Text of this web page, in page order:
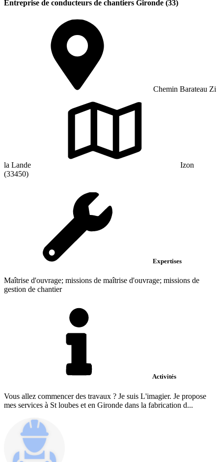
Entreprise de conducteurs de chantiers Gironde (33)
Chemin Barateau Zi
la Lande
Izon
(33450)
Expertises
Maîtrise d'ouvrage; missions de maîtrise d'ouvrage; missions de
gestion de chantier
Activités
Vous allez commencer des travaux ? Je suis L'imagier. Je propose
mes services à St loubes et en Gironde dans la fabrication d...